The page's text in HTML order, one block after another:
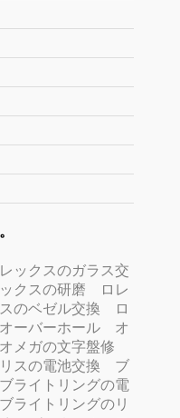
ックスのガラス交
クスの研磨
ロレ
のベゼル交換
ロ
ーバーホール
オ
オメガの文字盤修
スの電池交換
ブ
ブライトリングの電
ブライトリングのリ